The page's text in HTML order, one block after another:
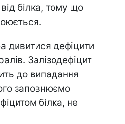
білка, тому що
дивитися дефіцити
Залізодефіцит
до випадання
заповнюємо
білка, не